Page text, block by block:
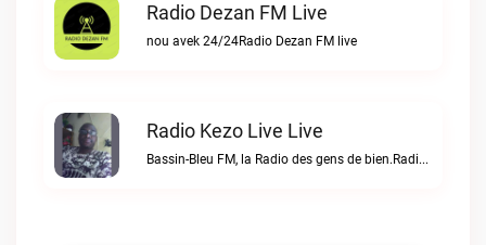
Radio Dezan FM Live
nou avek 24/24Radio Dezan FM live
Radio Kezo Live Live
Bassin-Bleu FM, la Radio des gens de bien.Radio Kezo Live live